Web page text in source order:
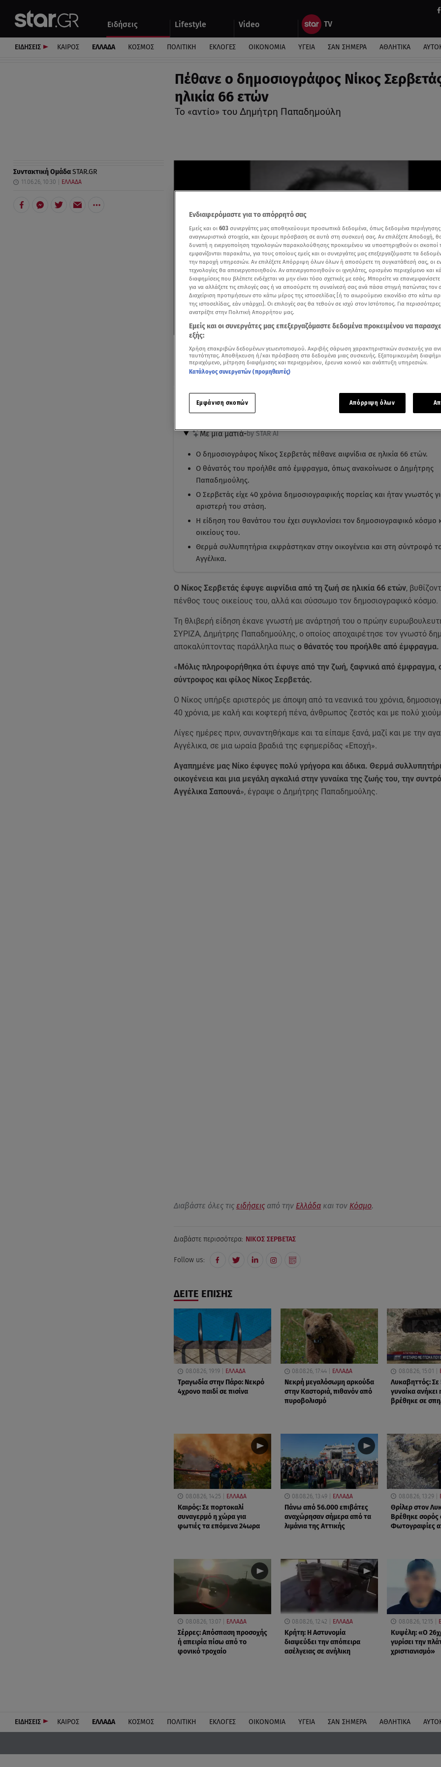
Ειδήσεις Lifestyle Video
Αυτοκίνητο
ΕΙΔΗΣΕΙΣ ΚΑΙΡΟΣ ΕΛΛΑΔΑ ΚΟΣΜΟΣ ΠΟΛΙΤΙΚΗ ΕΚΛΟΓΕΣ ΟΙΚΟΝΟΜΙΑ ΥΓΕΙΑ ΣΑΝ ΣΗΜΕΡΑ ΑΘΛΗΤΙΚΑ
Πέθανε ο δημοσιογράφος Νίκος
ηλικία 66 ετών
Το «αντίο» του Δημήτρη Παπαδημούλη
Συντακτική ΟμάδαSTAR.GR
11.06.26, 10:30 ΕΛΛΑΔΑ
Δείτε περισσότερα άρθρα μας στα αποτελέσματα αναζήτησης
Add star.gr on Google
Ακούστε το άρθρο
Με μια ματιά-by STAR AI
Ο δημοσιογράφος Νίκος Σερβετάς πέθανε αιφνίδια σε ηλικία 66 ετών.
Ο θάνατός του προήλθε από έμφραγμα, όπως ανακοίνωσε ο Δημήτρης
Παπαδημούλης.
Ο Σερβετάς είχε 40 χρόνια δημοσιογραφικής πορείας και ήταν γνωστός
αριστερή του στάση.
Η είδηση του θανάτου του έχει συγκλονίσει τον δημοσιογραφικό κόσμο
οικείους του.
Θερμά συλλυπητήρια εκφράστηκαν στην οικογένεια και στη σύντροφό
Αγγέλικα.
Ο Νίκος Σερβετάς έφυγε αιφνίδια από τη ζωή σε ηλικία 66 ετών,
πένθος τους οικείους του, αλλά και σύσσωμο τον δημοσιογραφικό κόσμο.
Τη θλιβερή είδηση έκανε γνωστή με ανάρτησή του ο πρώην
ΣΥΡΙΖΑ, Δημήτρης Παπαδημούλης, ο οποίος αποχαιρέτησε τον γνωστό
αποκαλύπτοντας παράλληλα πως ο θάνατός του προήλθε από έμφραγμα.
« Μόλις πληροφορήθηκα ότι έφυγε από την ζωή, ξαφνικά από έμφραγμα,
σύντροφος και φίλος Νίκος Σερβετάς.
Ο Νίκος υπήρξε αριστερός με άποψη από τα νεανικά του χρόνια,
40 χρόνια, με καλή και κοφτερή πένα, άνθρωπος ζεστός και με πολύ
Λίγες ημέρες πριν, συναντηθήκαμε και τα είπαμε ξανά, μαζί και με την
Αγγέλικα, σε μια ωραία βραδιά της εφημερίδας «Εποχή».
Αγαπημένε μας Νίκο έφυγες πολύ γρήγορα και άδικα. Θερμά
οικογένεια και μια μεγάλη αγκαλιά στην γυναίκα της ζωής του, την
Αγγέλικα Σαπουνά», έγραψε ο Δημήτρης Παπαδημούλης.
Διαβάστε όλες τις ειδήσειςαπό την Ελλάδακαι τον Κόσμο.
Διαβάστε περισσότερα: ΝΙΚΟΣ ΣΕΡΒΕΤΑΣ
Follow us:
ΔΕΙΤΕ ΕΠΙΣΗΣ
08.08.26, 19:19 ΕΛΛΑΔΑ
Τραγωδία στην Πάρο: Νεκρό
4χρονο παιδί σε πισίνα
08.08.26, 17:44 ΕΛΛΑΔΑ
Νεκρή μεγαλόσωμη αρκούδα
στην Καστοριά, πιθανόν από
πυροβολισμό
08.08.26, 15:01
Λυκαβηττός: Σε
γυναίκα
βρέθηκε σε
08.08.26, 14:25 ΕΛΛΑΔΑ
Καιρός: Σε πορτοκαλί
συναγερμό η χώρα για
φωτιές τα επόμενα 24ωρα
08.08.26, 13:49 ΕΛΛΑΔΑ
Πάνω από 56.000 επιβάτες
αναχώρησαν σήμερα από τα
λιμάνια της Αττικής
08.08.26, 13:29
Θρίλερ στον
Βρέθηκε σορός
Φωτογραφίες
08.08.26, 13:07 ΕΛΛΑΔΑ
Σέρρες: Απόσπαση προσοχής
ή απειρία πίσω από το
φονικό τροχαίο
08.08.26, 12:42 ΕΛΛΑΔΑ
Κρήτη: Η Αστυνομία
διαψεύδει την απόπειρα
ασέλγειας σε ανήλικη
08.08.26, 12:15
Κυψέλη: «Ο
γυρίσει την
χριστιανισμό»
ΕΙΔΗΣΕΙΣ ΚΑΙΡΟΣ ΕΛΛΑΔΑ ΚΟΣΜΟΣ ΠΟΛΙΤΙΚΗ ΕΚΛΟΓΕΣ ΟΙΚΟΝΟΜΙΑ ΥΓΕΙΑ ΣΑΝ ΣΗΜΕΡΑ ΑΘΛΗΤΙΚΑ
Ενδιαφερόμαστε για το απόρρητό σας
Εμείς και οι 603 συνεργάτες μας αποθηκεύουμε προσωπικά δεδομένα, όπως δεδομένα
αναγνωριστικά στοιχεία, και έχουμε πρόσβαση σε αυτά στη συσκευή σας. Αν επιλέξετε Αποδοχή,
δυνατή η ενεργοποίηση τεχνολογιών παρακολούθησης προκειμένου να υποστηριχθούν οι σκοποί
εμφανίζονται παρακάτω, για τους οποίους εμείς και οι συνεργάτες μας επεξεργαζόμαστε τα
την παροχή υπηρεσιών. Αν επιλέξετε Απόρριψη όλων όλων ή αποσύρετε τη συγκατάθεσή σας, οι
τεχνολογίες θα απενεργοποιηθούν. Αν απενεργοποιηθούν οι ιχνηλάτες, ορισμένο περιεχόμενο και
διαφημίσεις που βλέπετε ενδέχεται να μην είναι τόσο σχετικές με εσάς. Μπορείτε να
για να αλλάξετε τις επιλογές σας ή να αποσύρετε τη συναίνεσή σας ανά πάσα στιγμή πατώντας τον
Διαχείριση προτιμήσεων στο κάτω μέρος της ιστοσελίδας [ή το αιωρούμενο εικονίδιο στο κάτω
της ιστοσελίδας, εάν υπάρχει]. Οι επιλογές σας θα τεθούν σε ισχύ στον Ιστότοπος. Για
ανατρέξτε στην Πολιτική Απορρήτου μας.
Εμείς και οι συνεργάτες μας επεξεργαζόμαστε δεδομένα προκειμένου να
εξής:
Χρήση επακριβών δεδομένων γεωεντοπισμού. Ακριβής σάρωση χαρακτηριστικών συσκευής για
ταυτότητας. Αποθήκευση ή/και πρόσβαση στα δεδομένα μιας συσκευής. Εξατομικευμένη
περιεχόμενο, μέτρηση διαφήμισης και περιεχομένου, έρευνα κοινού και ανάπτυξη υπηρεσιών.
Κατάλογος συνεργατών (προμηθευτές)
Εμφάνιση σκοπών Απόρριψη όλων